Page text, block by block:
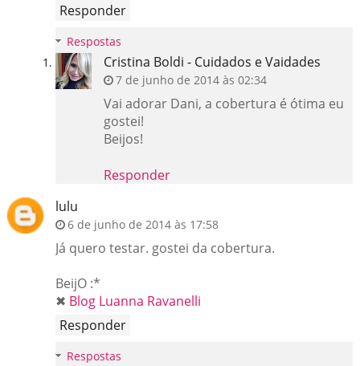
Responder
Respostas
Cristina Boldi - Cuidados e Vaidades
7 de junho de 2014 às 02:34
Vai adorar Dani, a cobertura é ótima eu
gostei!
Beijos!
Responder
lulu
6 de junho de 2014 às 17:58
Já quero testar. gostei da cobertura.
BeijO :*
✖ Blog Luanna Ravanelli
Responder
Respostas